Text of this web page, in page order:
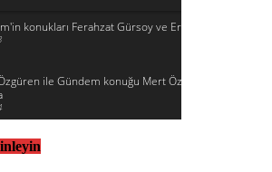
konukları Ferahzat Gürsoy ve Eralp Adanır
ile Gündem konuğu Mert Özdağ ve Ertuğrul